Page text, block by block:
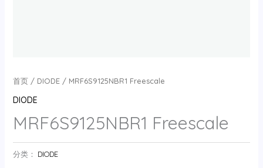
首页/ DIODE/ MRF6S9125NBR1 Freescale
DIODE
MRF6S9125NBR1 Freescale
分类： DIODE